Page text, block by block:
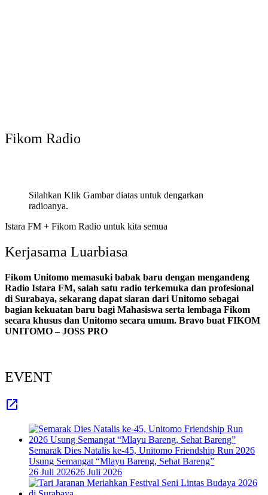
Fikom Radio
Silahkan Klik Gambar diatas untuk dengarkan
radioanya.
Istara FM + Fikom Radio untuk kita semua
Kerjasama Luarbiasa
Fikom Unitomo memasuki babak baru dengan mengandeng
Radio Istara FM, salah satu radio terkemuka dan profesional
di Surabaya, sekarang dapat siaran dari Unitomo sebagai
bagian kekuatan baru bagi Mahasiswa serta lembaga Fikom
secara khusus dan Unitomo secara umum. Bravo buat FIKOM
UNITOMO – JOSS PRO
EVENT
Semarak Dies Natalis ke-45, Unitomo Friendship Run 2026
Usung Semangat “Mlayu Bareng, Sehat Bareng”
26 Juli 202626 Juli 2026